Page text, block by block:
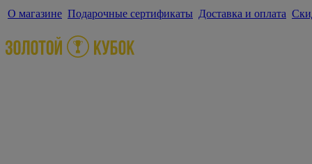
О магазине Подарочные сертификаты Доставка и оплата